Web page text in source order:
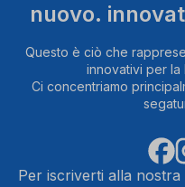
nuovo.
Questo è ciò che
innovativi per
Ci concentriamo
Per iscriverti alla